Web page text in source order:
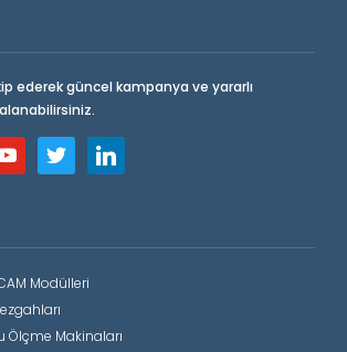
ederek güncel kampanya ve yararlı
twitter linkedin
Modülleri
Ölçme Makinaları